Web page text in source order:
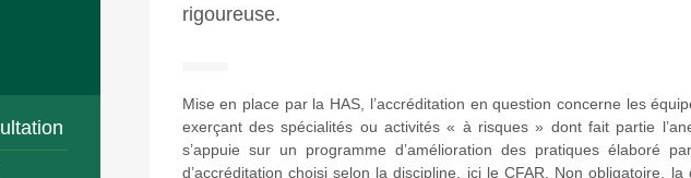
rigoureuse.
Mise en place par la HAS, l’accréditation en question concerne les
exerçant des spécialités ou activités « à risques » dont fait partie
s’appuie sur un programme d’amélioration des pratiques élaboré par
d’accréditation choisi selon la discipline, ici le CFAR. Non obligatoire, la